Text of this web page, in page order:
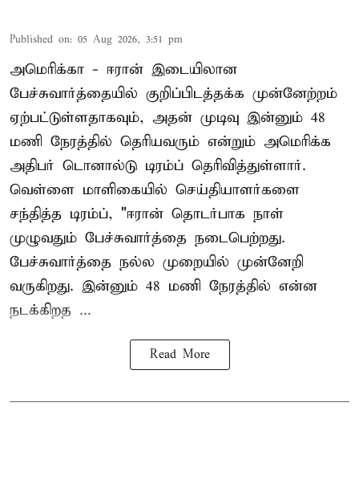
Published on: 05 Aug 2026, 3:51 pm
அமெரிக்கா - ஈரான் இடையிலான
பேச்சுவார்த்தையில் குறிப்பிடத்தக்க முன்னேற்றம்
ஏற்பட்டுள்ளதாகவும், அதன் முடிவு இன்னும் 48
மணி நேரத்தில் தெரியவரும் என்றும் அமெரிக்க
அதிபர் டொனால்டு டிரம்ப் தெரிவித்துள்ளார்.
வெள்ளை மாளிகையில் செய்தியாளர்களை
சந்தித்த டிரம்ப், "ஈரான் தொடர்பாக நாள்
முழுவதும் பேச்சுவார்த்தை நடைபெற்றது.
பேச்சுவார்த்தை நல்ல முறையில் முன்னேறி
வருகிறது. இன்னும் 48 மணி நேரத்தில் என்ன
நடக்கிறத ...
Read More